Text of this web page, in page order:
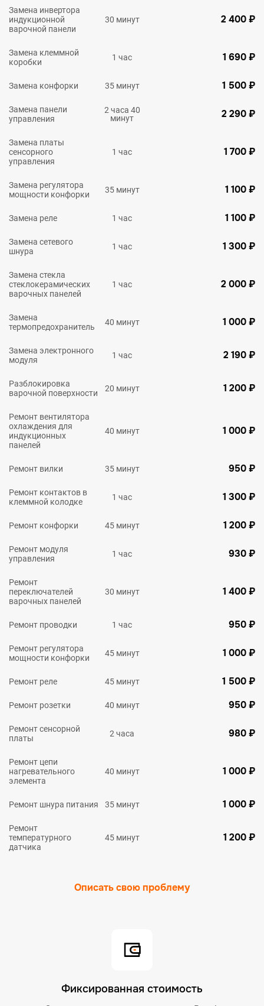
Замена инвертора
индукционной
варочной панели
30 минут 2 400 ₽
Замена клеммной
коробки
1 час 1 690 ₽
Замена конфорки 35 минут 1 500 ₽
Замена панели
управления
2 часа 40
минут
2 290 ₽
Замена платы
сенсорного
управления
1 час 1 700 ₽
Замена регулятора
мощности конфорки
35 минут 1 100 ₽
Замена реле 1 час 1 100 ₽
Замена сетевого
шнура
1 час 1 300 ₽
Замена стекла
стеклокерамических
варочных панелей
1 час 2 000 ₽
Замена
термопредохранитель
40 минут 1 000 ₽
Замена электронного
модуля
1 час 2 190 ₽
Разблокировка
варочной поверхности
20 минут 1 200 ₽
Ремонт вентилятора
охлаждения для
индукционных
панелей
40 минут 1 000 ₽
Ремонт вилки 35 минут 950 ₽
Ремонт контактов в
клеммной колодке
1 час 1 300 ₽
Ремонт конфорки 45 минут 1 200 ₽
Ремонт модуля
управления
1 час 930 ₽
Ремонт
переключателей
варочных панелей
30 минут 1 400 ₽
Ремонт проводки 1 час 950 ₽
Ремонт регулятора
мощности конфорки
45 минут 1 000 ₽
Ремонт реле 45 минут 1 500 ₽
Ремонт розетки 40 минут 950 ₽
Ремонт сенсорной
платы
2 часа 980 ₽
Ремонт цепи
нагревательного
элемента
40 минут 1 000 ₽
Ремонт шнура питания 35 минут 1 000 ₽
Ремонт
температурного
датчика
45 минут 1 200 ₽
Описать свою проблему
Фиксированная стоимость